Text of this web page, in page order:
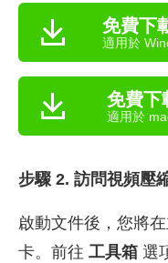
免費下
適用於
免費下
適用於
步驟 2. 訪問視頻壓
啟動文件後，您將
卡。前往 工具箱 選